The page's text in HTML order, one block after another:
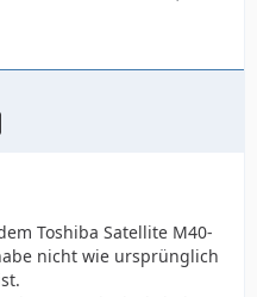
Toshiba Satellite M40-
nicht wie ursprünglich